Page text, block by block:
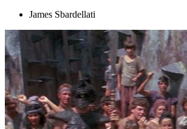
James Sbardellati